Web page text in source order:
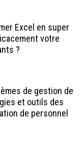
Excel en super
votre
?
de gestion de
et outils des
de personnel